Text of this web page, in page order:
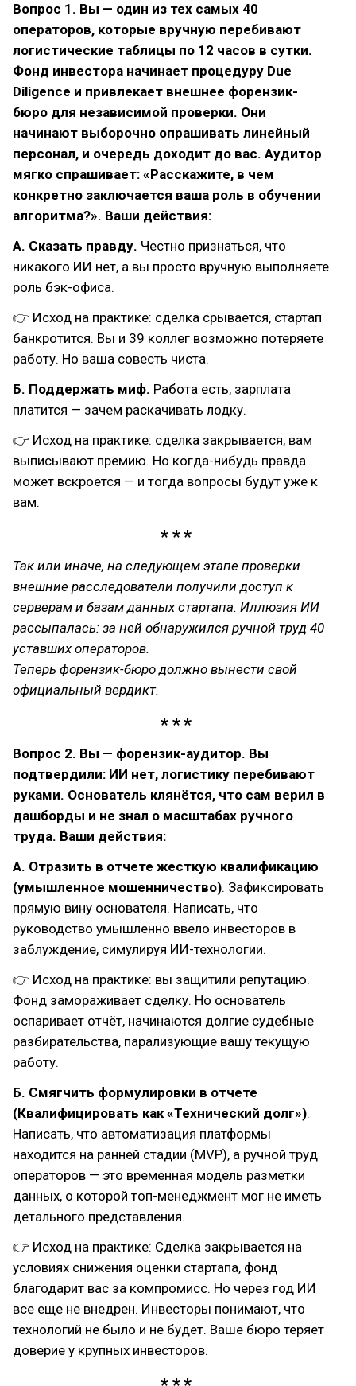
Вопрос 1. Вы — один из тех самых 40
операторов, которые вручную перебивают
логистические таблицы по 12 часов в сутки.
Фонд инвестора начинает процедуру Due
Diligence и привлекает внешнее форензик-
бюро для независимой проверки. Они
начинают выборочно опрашивать линейный
персонал, и очередь доходит до вас. Аудитор
мягко спрашивает: «Расскажите, в чем
конкретно заключается ваша роль в обучении
алгоритма?». Ваши действия:
А. Сказать правду. Честно признаться, что
никакого ИИ нет, а вы просто вручную выполняете
роль бэк-офиса.
👉 Исход на практике: сделка срывается, стартап
банкротится. Вы и 39 коллег возможно потеряете
работу. Но ваша совесть чиста.
Б. Поддержать миф. Работа есть, зарплата
платится — зачем раскачивать лодку.
👉 Исход на практике: сделка закрывается, вам
выписывают премию. Но когда-нибудь правда
может вскроется — и тогда вопросы будут уже к
вам.
Так или иначе, на следующем этапе проверки
внешние расследователи получили доступ к
серверам и базам данных стартапа. Иллюзия ИИ
рассыпалась: за ней обнаружился ручной труд 40
уставших операторов.
Теперь форензик-бюро должно вынести свой
официальный вердикт.
Вопрос 2. Вы — форензик-аудитор. Вы
подтвердили: ИИ нет, логистику перебивают
руками. Основатель клянётся, что сам верил в
дашборды и не знал о масштабах ручного
труда. Ваши действия:
А. Отразить в отчете жесткую квалификацию
(умышленное мошенничество). Зафиксировать
прямую вину основателя. Написать, что
руководство умышленно ввело инвесторов в
заблуждение, симулируя ИИ-технологии.
👉 Исход на практике: вы защитили репутацию.
Фонд замораживает сделку. Но основатель
оспаривает отчёт, начинаются долгие судебные
разбирательства, парализующие вашу текущую
работу.
Б. Смягчить формулировки в отчете
(Квалифицировать как «Технический долг»).
Написать, что автоматизация платформы
находится на ранней стадии (MVP), а ручной труд
операторов — это временная модель разметки
данных, о которой топ-менеджмент мог не иметь
детального представления.
👉 Исход на практике: Сделка закрывается на
условиях снижения оценки стартапа, фонд
благодарит вас за компромисс. Но через год ИИ
все еще не внедрен. Инвесторы понимают, что
технологий не было и не будет. Ваше бюро теряет
доверие у крупных инвесторов.